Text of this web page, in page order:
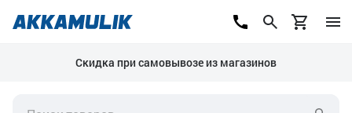
Скидка при самовывозе из магазинов